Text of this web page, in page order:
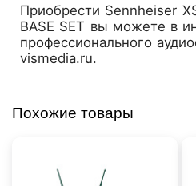
Приобрести Sennheiser
BASE SET вы можете в
профессионального
vismedia.ru.
Похожие товары